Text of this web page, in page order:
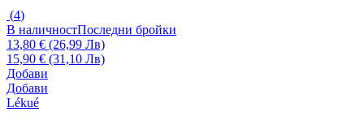
(4)
В наличностПоследни бройки
13,80 € (26,99 Лв)
15,90 € (31,10 Лв)
Добави
Добави
Lékué